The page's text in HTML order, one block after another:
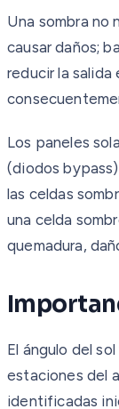
Una sombra no
causar daños;
reducir la
Los paneles
(diodos
las celdas
una celda
quemadura,
El ángulo del
estaciones del
identificadas